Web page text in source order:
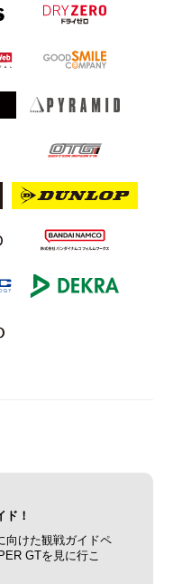
ド！
向けた観戦ガイドペ
GTを見に行こ